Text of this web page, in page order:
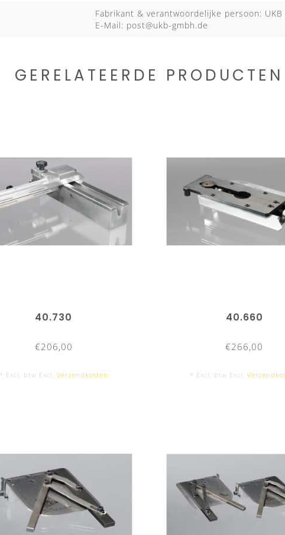
Fabrikant & verantwoordelijke persoon:
E-Mail: post@ukb-gmbh.de
GERELATEERDE PRODUCTEN
40.730
€206,00
* Excl. btw Excl. Verzendkosten
40.660
€266,00
* Excl. btw Excl.